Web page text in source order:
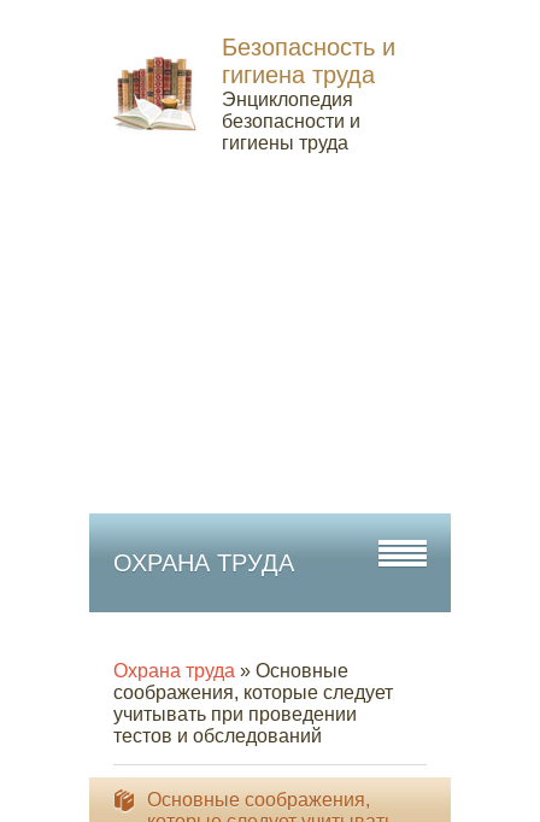
Безопасность и
гигиена труда
Энциклопедия
безопасности и
гигиены труда
ОХРАНА ТРУДА
Охрана труда » Основные
соображения, которые следует
учитывать при проведении
тестов и обследований
Основные соображения,